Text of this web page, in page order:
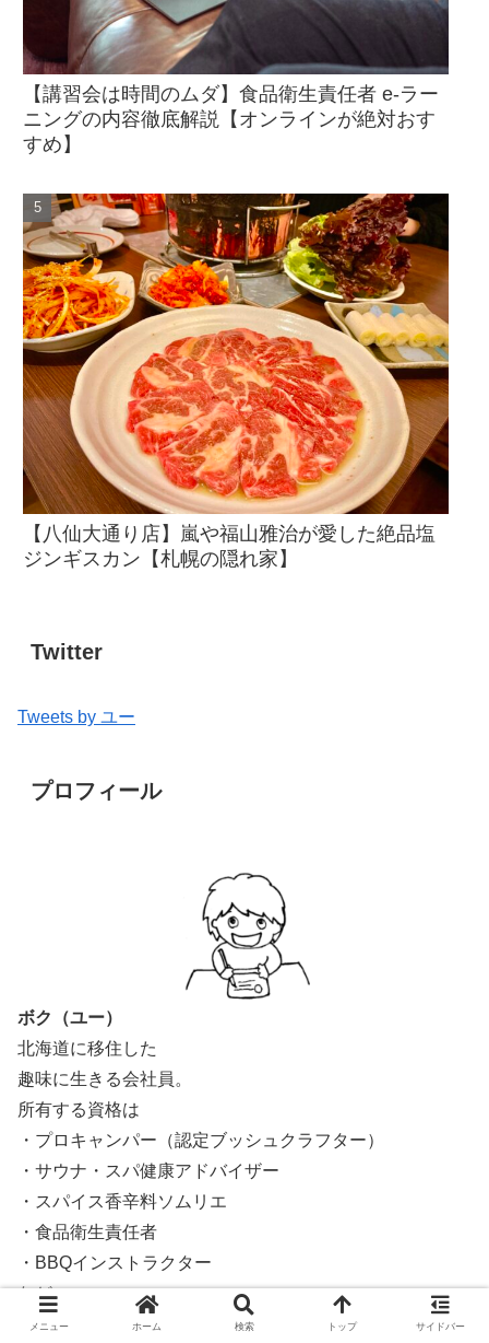
【講習会は時間のムダ】食品衛生責任者 e-ラー
ニングの内容徹底解説【オンラインが絶対おす
すめ】
【八仙大通り店】嵐や福山雅治が愛した絶品塩
ジンギスカン【札幌の隠れ家】
Twitter
Tweets by ユー
プロフィール
ボク（ユー）
北海道に移住した
趣味に生きる会社員。
所有する資格は
・プロキャンパー（認定ブッシュクラフター）
・サウナ・スパ健康アドバイザー
・スパイス香辛料ソムリエ
・食品衛生責任者
・BBQインストラクター
など
メニュー ホーム 検索 トップ サイドバー